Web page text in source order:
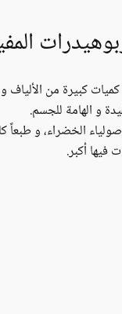
كبيرة من
الخضراء، و طبعاً
فيها أكبر.